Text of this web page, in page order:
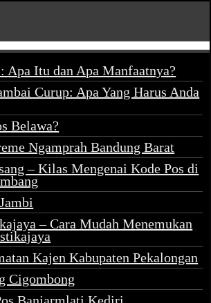
Apa Itu dan Apa Manfaatnya?
Curup: Apa Yang Harus Anda
Belawa?
Ngamprah Bandung Barat
– Kilas Mengenai Kode Pos di
– Cara Mudah Menemukan
Kajen Kabupaten Pekalongan
Cigombong